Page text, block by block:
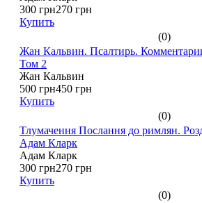
300 грн270 грн
Купить
(0)
Жан Кальвин. Псалтирь.
Том 2
Жан Кальвин
500 грн450 грн
Купить
(0)
Тлумачення Послання до римлян.
Адам Кларк
Адам Кларк
300 грн270 грн
Купить
(0)